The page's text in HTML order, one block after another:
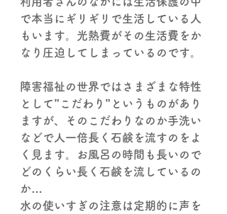
で本当にギリギリで生活している人
もいます。光熱費がその生活費をか
なり圧迫してしまっているのです。
障害福祉の世界ではさまざまな特性
として”こだわり”というものがあり
ますが、そのこだわりなのか手洗い
などで人一倍長く石鹸を流すのをよ
く見ます。お風呂の時間も長いので
どのくらい長く石鹸を流しているの
か…
水の使いすぎの注意は定期的に声を